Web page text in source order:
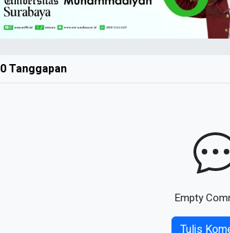
0 Tanggapan
Empty
Tulis